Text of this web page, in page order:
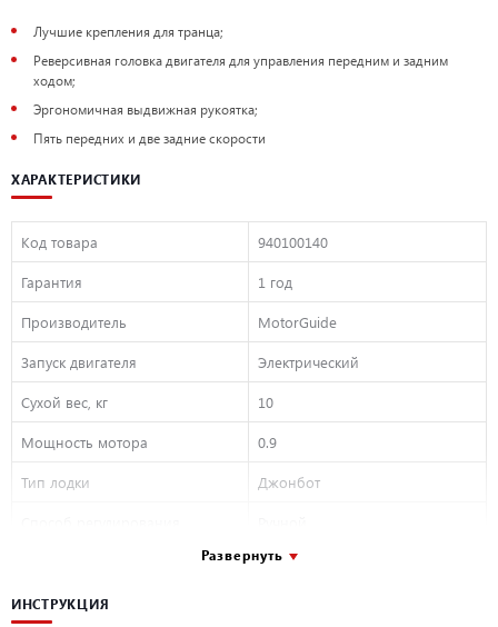
Лучшие крепления для транца;
Реверсивная головка двигателя для управления передним и задним
ходом;
Эргономичная выдвижная рукоятка;
Пять передних и две задние скорости
ХАРАКТЕРИСТИКИ
Код товара 940100140
Гарантия 1 год
Производитель MotorGuide
Запуск двигателя Электрический
Сухой вес, кг 10
Мощность мотора 0.9
Тип лодки Джонбот
24,9 кг
Крепление
Развернуть
ИНСТРУКЦИЯ